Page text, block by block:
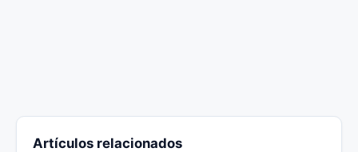
Artículos relacionados